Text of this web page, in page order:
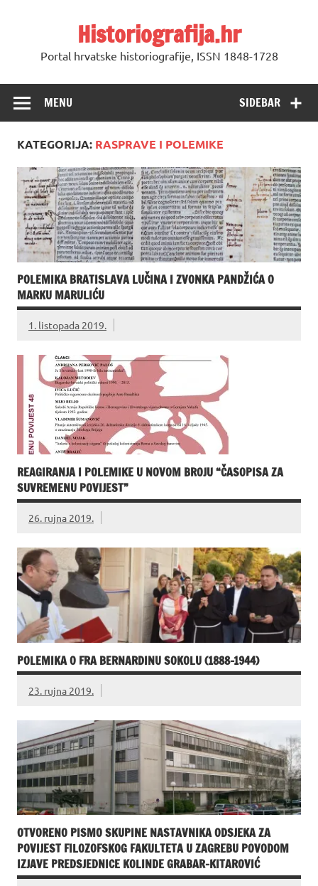
Historiografija.hr
Portal hrvatske historiografije, ISSN 1848-1728
SIDEBAR
MENU
KATEGORIJA: RASPRAVE I POLEMIKE
POLEMIKA BRATISLAVA LUČINA I ZVONKA PANDŽIĆA O
MARKU MARULIĆU
1. listopada 2019.
REAGIRANJA I POLEMIKE U NOVOM BROJU “ČASOPISA ZA
SUVREMENU POVIJEST”
26. rujna 2019.
POLEMIKA O FRA BERNARDINU SOKOLU (1888-1944)
23. rujna 2019.
OTVORENO PISMO SKUPINE NASTAVNIKA ODSJEKA ZA
POVIJEST FILOZOFSKOG FAKULTETA U ZAGREBU POVODOM
IZJAVE PREDSJEDNICE KOLINDE GRABAR-KITAROVIĆ